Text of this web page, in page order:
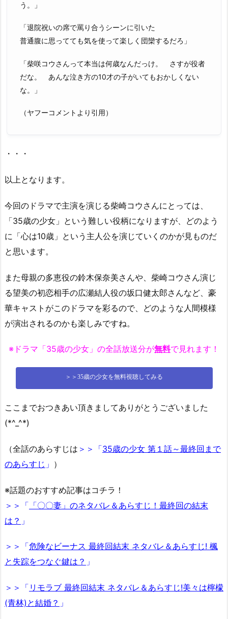
う。」
「退院祝いの席で罵り合うシーンに引いた
普通腹に思ってても気を使って楽しく団欒するだろ」
「柴咲コウさんって本当は何歳なんだっけ。 さすが役者
だな。 あんな泣き方の10才の子がいてもおかしくない
な。」
（ヤフーコメントより引用）
・・・
以上となります。
今回のドラマで主演を演じる柴崎コウさんにとっては、
「35歳の少女」という難しい役柄になりますが、どのよう
に「心は10歳」という主人公を演じていくのかが見ものだ
と思います。
また母親の多恵役の鈴木保奈美さんや、柴崎コウさん演じ
る望美の初恋相手の広瀬結人役の坂口健太郎さんなど、豪
華キャストがこのドラマを彩るので、どのような人間模様
が演出されるのかも楽しみですね。
※ドラマ「35歳の少女」の全話放送分が無料で見れます！
＞＞35歳の少女を無料視聴してみる
ここまでおつきあい頂きましてありがとうございました
(*^_^*)
（全話のあらすじは ＞＞「35歳の少女 第１話～最終回まで
のあらすじ 」 ）
※話題のおすすめ記事はコチラ！
＞＞「 「〇〇妻」のネタバレ＆あらすじ！最終回の結末
は？ 」
＞＞「危険なビーナス 最終回結末 ネタバレ＆あらすじ! 楓
と失踪をつなぐ鍵は？ 」
＞＞「 リモラブ 最終回結末 ネタバレ＆あらすじ!美々は檸檬
(青林)と結婚？ 」